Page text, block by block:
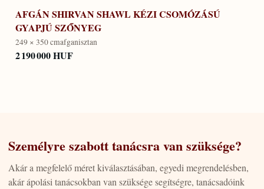
AFGÁN SHIRVAN SHAWL KÉZI CSOMÓZÁSÚ
GYAPJÚ SZŐNYEG
249 × 350 cmafganisztan
2 190 000 HUF
Személyre szabott tanácsra van szüksége?
Akár a megfelelő méret kiválasztásában, egyedi megrendelésben,
akár ápolási tanácsokban van szüksége segítségre, tanácsadóink